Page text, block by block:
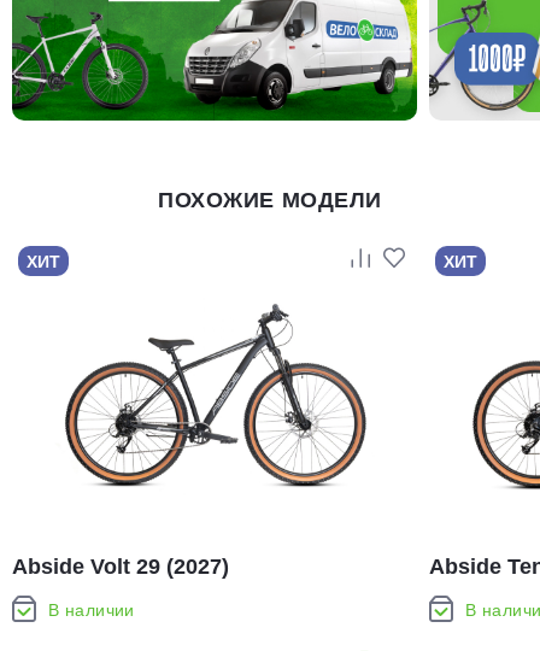
ПОХОЖИЕ МОДЕЛИ
ХИТ
Abside Volt 29 (2027)
В наличии
ХИТ
Abside
В